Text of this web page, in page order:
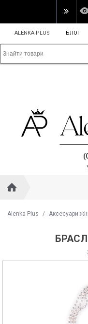
ALENKA PLUS БЛОГ
Alenka Plus / Аксесуари